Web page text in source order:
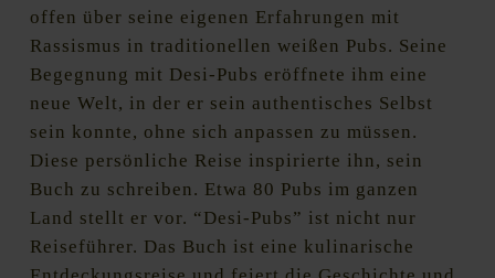
offen über seine eigenen Erfahrungen mit
Rassismus in traditionellen weißen Pubs. Seine
Begegnung mit Desi-Pubs eröffnete ihm eine
neue Welt, in der er sein authentisches Selbst
sein konnte, ohne sich anpassen zu müssen.
Diese persönliche Reise inspirierte ihn, sein
Buch zu schreiben. Etwa 80 Pubs im ganzen
Land stellt er vor. “Desi-Pubs” ist nicht nur
Reiseführer. Das Buch ist eine kulinarische